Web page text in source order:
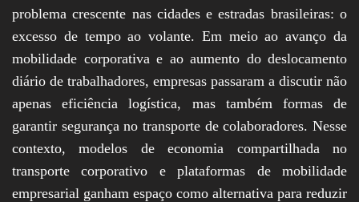
problema crescente nas cidades e estradas brasileiras: o
excesso de tempo ao volante. Em meio ao avanço da
mobilidade corporativa e ao aumento do deslocamento
diário de trabalhadores, empresas passaram a discutir não
apenas eficiência logística, mas também formas de
garantir segurança no transporte de colaboradores. Nesse
contexto, modelos de economia compartilhada no
transporte corporativo e plataformas de mobilidade
empresarial ganham espaço como alternativa para reduzir